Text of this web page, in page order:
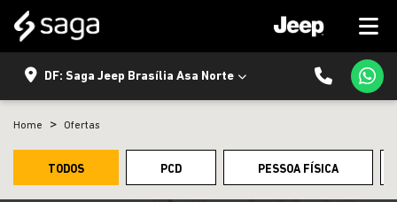
DF: Saga Jeep Brasília Asa Norte
Home Ofertas
TODOS PCD PESSOA FÍSICA